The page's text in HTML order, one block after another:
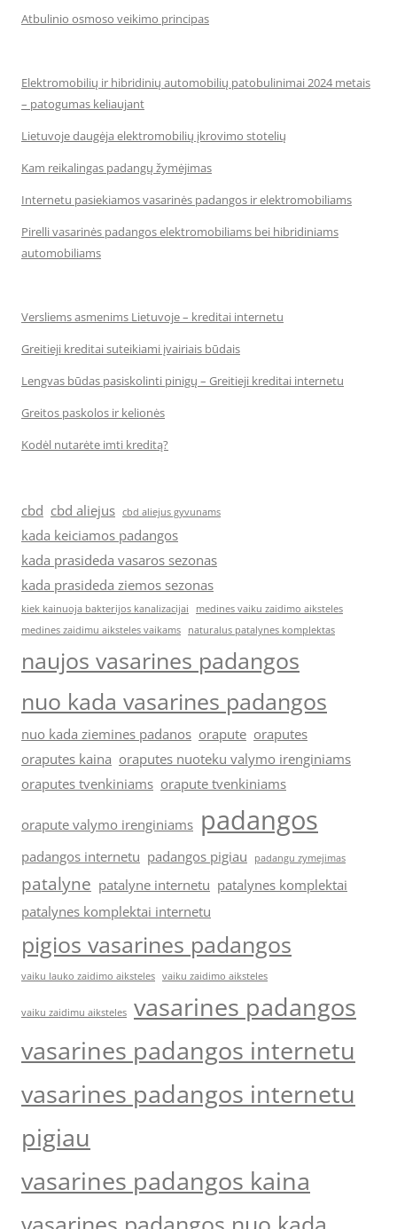
Atbulinio osmoso veikimo principas
Elektromobilių ir hibridinių automobilių patobulinimai 2024 metais
– patogumas keliaujant
Lietuvoje daugėja elektromobilių įkrovimo stotelių
Kam reikalingas padangų žymėjimas
Internetu pasiekiamos vasarinės padangos ir elektromobiliams
Pirelli vasarinės padangos elektromobiliams bei hibridiniams
automobiliams
Versliems asmenims Lietuvoje – kreditai internetu
Greitieji kreditai suteikiami įvairiais būdais
Lengvas būdas pasiskolinti pinigų – Greitieji kreditai internetu
Greitos paskolos ir kelionės
Kodėl nutarėte imti kreditą?
cbd cbd aliejus cbd aliejus gyvunams
kada keiciamos padangos
kada prasideda vasaros sezonas
kada prasideda ziemos sezonas
kiek kainuoja bakterijos kanalizacijai
medines vaiku zaidimo aiksteles
medines zaidimu aiksteles vaikams
naturalus patalynes komplektas
naujos vasarines padangos
nuo kada vasarines padangos
nuo kada ziemines padanos orapute oraputes
oraputes kaina oraputes nuoteku valymo irenginiams
oraputes tvenkiniams orapute tvenkiniams
orapute valymo irenginiams padangos
padangos internetu padangos pigiau padangu zymejimas
patalyne patalyne internetu patalynes komplektai
patalynes komplektai internetu
pigios vasarines padangos
vaiku lauko zaidimo aiksteles vaiku zaidimo aiksteles
vaiku zaidimu aiksteles vasarines padangos
vasarines padangos internetu
vasarines padangos internetu
pigiau
vasarines padangos kaina